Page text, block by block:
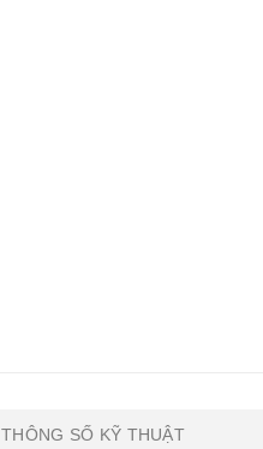
THÔNG SỐ KỸ THUẬT